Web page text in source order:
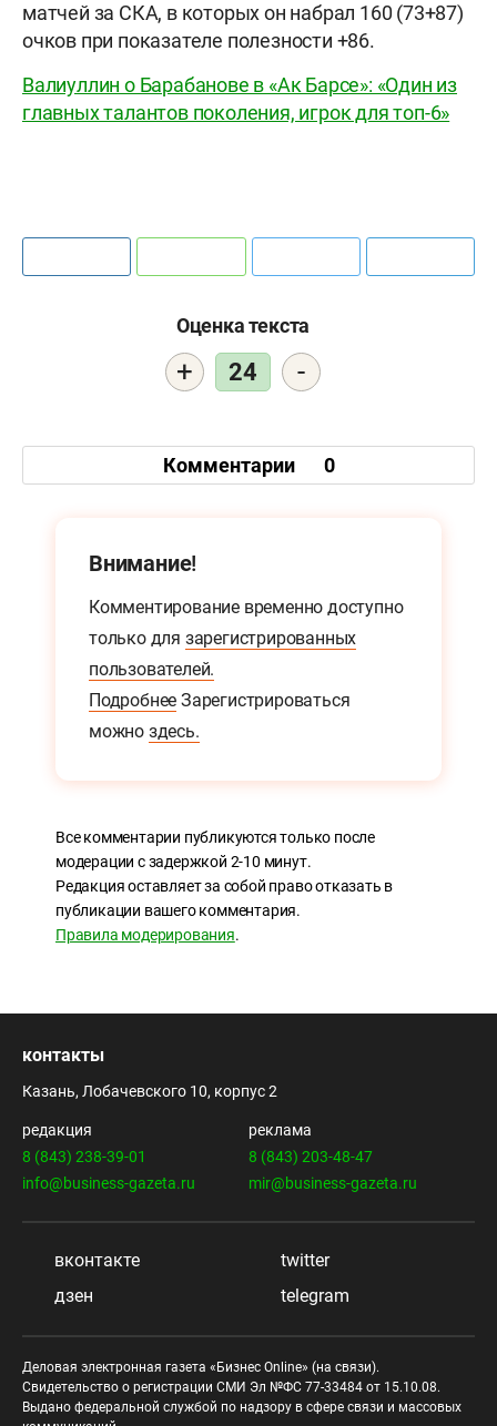
матчей за СКА, в которых он набрал 160 (73+87)
очков при показателе полезности +86.
Валиуллин о Барабанове в «Ак Барсе»: «Один из
главных талантов поколения, игрок для топ-6»
Оценка текста
+ 24 -
Комментарии 0
Внимание!
Комментирование временно доступно
только для зарегистрированных
пользователей.
Подробнее Зарегистрироваться
можно здесь.
Все комментарии публикуются только после
модерации с задержкой 2-10 минут.
Редакция оставляет за собой право отказать в
публикации вашего комментария.
Правила модерирования.
контакты
Казань, Лобачевского 10, корпус 2
редакция
8 (843) 238-39-01
info@business-gazeta.ru
реклама
8 (843) 203-48-47
mir@business-gazeta.ru
вконтакте
twitter
дзен
telegram
Деловая электронная газета «Бизнес Online» (на связи).
Свидетельство о регистрации СМИ Эл №ФС 77-33484 от 15.10.08.
Выдано федеральной службой по надзору в сфере связи и массовых